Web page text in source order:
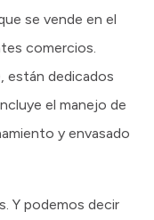
se vende en el
comercios.
están dedicados
el manejo de
y envasado
Y podemos decir